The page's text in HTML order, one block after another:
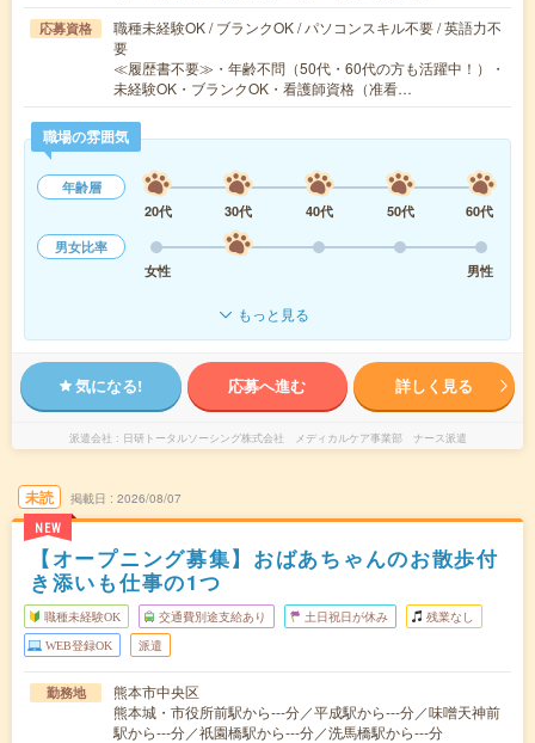
応募資格
職種未経験OK / ブランクOK / パソコンスキル不要 / 英語力不
要
≪履歴書不要≫・年齢不問（50代・60代の方も活躍中！）・
未経験OK・ブランクOK・看護師資格（准看…
職場の雰囲気
年齢層
20代
30代 40代 50代
60代
男女比率
女性
男性
もっと見る
気になる! 応募へ進む 詳しく見る
派遣会社 日研トータルソーシング株式会社 メディカルケア事業部 ナース派遣
未読
NEW
掲載日 2026/08/07
【オープニング募集】おばあちゃんのお散歩付
き添いも仕事の1つ
職種未経験OK 交通費別途支給あり 土日祝日が休み 残業なし
WEB登録OK 派遣
勤務地
熊本市中央区
熊本城・市役所前駅から---分／平成駅から---分／味噌天神前
駅から---分／祇園橋駅から---分／洗馬橋駅から---分